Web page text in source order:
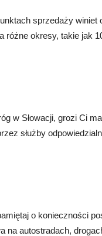
sprzedaży winiet
różne okresy, takie jak
w Słowacji, grozi Ci
służby
o konieczności
na autostradach,